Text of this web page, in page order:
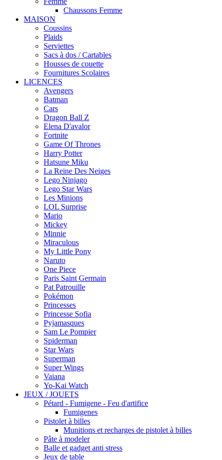
Chaussons Femme
MAISON
Coussins
Plaids
Serviettes
Sacs à dos / Cartables
Housses de couette
Fournitures Scolaires
LICENCES
Avengers
Batman
Cars
Dragon Ball Z
Elena D'avalor
Fortnite
Game Of Thrones
Harry Potter
Hatsune Miku
La Reine Des Neiges
Lego Ninjago
Lego Star Wars
Les Minions
LOL Surprise
Mario
Mickey
Minnie
Miraculous
My Little Pony
Naruto
One Piece
Paris Saint Germain
Pat Patrouille
Pokémon
Princesses
Princesse Sofia
Pyjamasques
Sam Le Pompier
Spiderman
Star Wars
Superman
Super Wings
Vaiana
Yo-Kai Watch
JEUX / JOUETS
Pétard - Fumigene - Feu d'artifice
Fumigenes
Pistolet à billes
Munitions et recharges de pistolet à billes
Pâte à modeler
Balle et gadget anti stress
Jeux de table